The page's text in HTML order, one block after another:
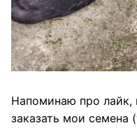
Напоминаю про лайк,
заказать мои семена